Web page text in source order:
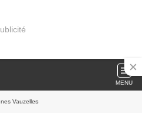
MENU
Vauzelles